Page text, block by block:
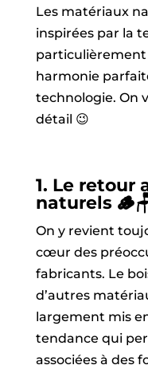
Les matériaux
inspirées par la
particulièrement
harmonie
technologie. On
détail 😉
1. Le retour
naturels
On y revient
cœur des
fabricants. Le
d’autres
largement mis
tendance qui
associées à des